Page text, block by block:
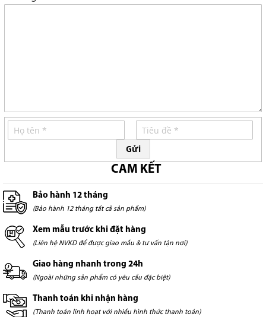
Gửi
CAM KẾT
Bảo hành 12 tháng
(Bảo hành 12 tháng tất cả sản phẩm)
Xem mẫu trước khi đặt hàng
(Liên hệ NVKD để được giao mẫu & tư vấn tận nơi)
Giao hàng nhanh trong 24h
(Ngoài những sản phẩm có yêu cầu đặc biệt)
Thanh toán khi nhận hàng
(Thanh toán linh hoạt với nhiều hình thức thanh toán)